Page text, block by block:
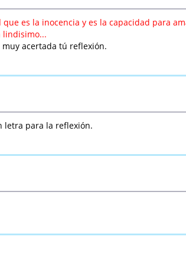
que es la inocencia y es la capacidad para
lindisimo...
muy acertada tú reflexión.
letra para la reflexión.